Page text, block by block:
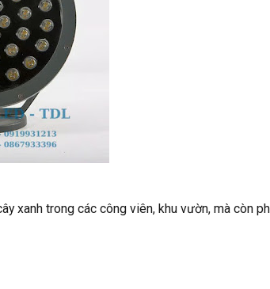
xanh trong các công viên, khu vườn, mà còn